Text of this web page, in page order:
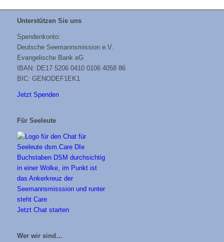
Unterstützen Sie uns
Spendenkonto:
Deutsche Seemannsmission e.V.
Evangelische Bank eG
IBAN: DE17 5206 0410 0106 4058 86
BIC: GENODEF1EK1
Jetzt Spenden
Für Seeleute
Jetzt Chat starten
Wer wir sind…